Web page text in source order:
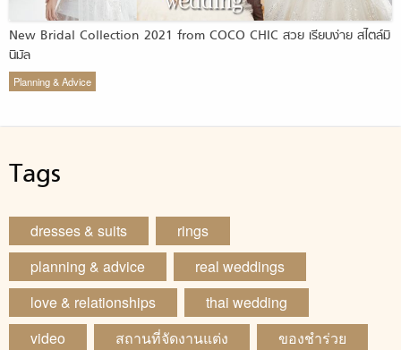
New Bridal Collection 2021 from COCO CHIC สวย เรียบง่าย สไตล์มิ
นิมัล
Planning & Advice
Tags
dresses & suits
rings
planning & advice
real weddings
love & relationships
thai wedding
video
สถานที่จัดงานแต่ง
ของชำร่วย